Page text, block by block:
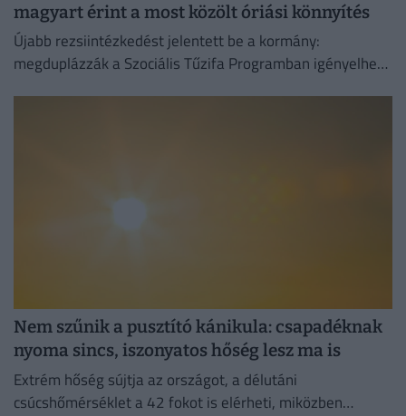
magyart érint a most közölt óriási könnyítés
Újabb rezsiintézkedést jelentett be a kormány:
megduplázzák a Szociális Tűzifa Programban igényelhető
Nem szűnik a pusztító kánikula: csapadéknak
nyoma sincs, iszonyatos hőség lesz ma is
Extrém hőség sújtja az országot, a délutáni
csúcshőmérséklet a 42 fokot is elérheti, miközben